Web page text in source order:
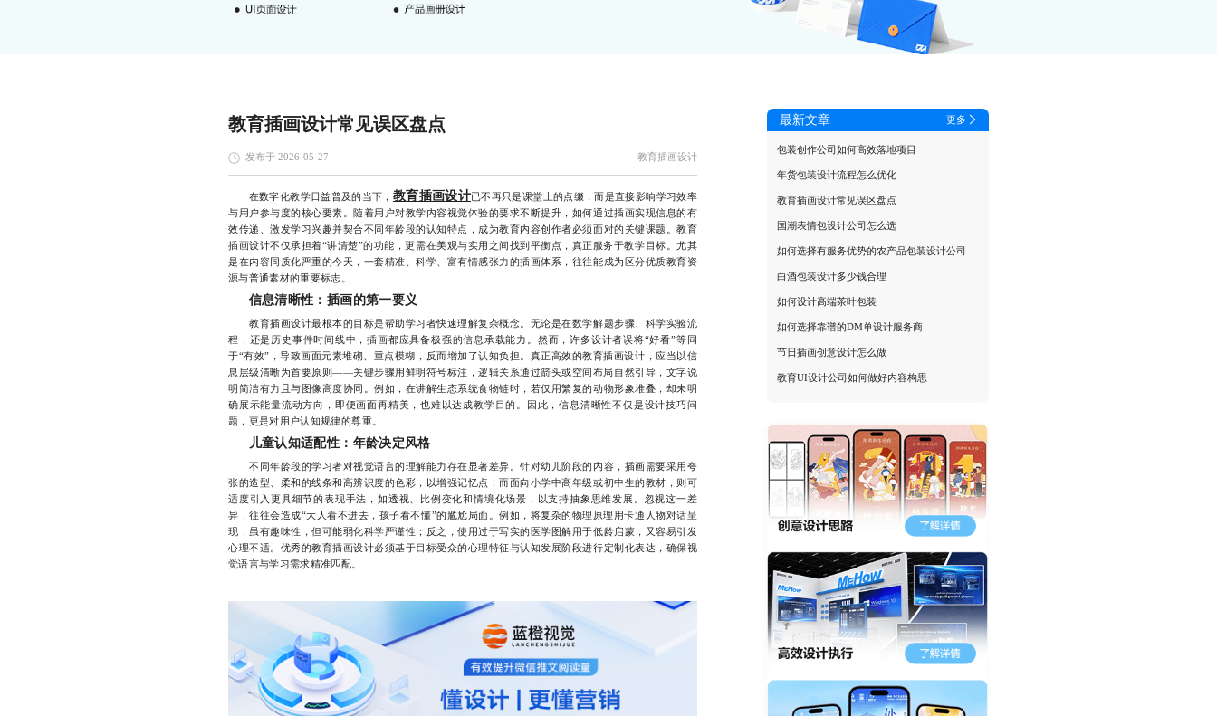
教育插画设计常见误区盘点
发布于 2026-05-27 教育插画设计
在数字化教学日益普及的当下， 教育插画设计已不再只是课堂上的点缀，而是直接影响学习效率
与用户参与度的核心要素。随着用户对教学内容视觉体验的要求不断提升，如何通过插画实现信息的有
效传递、激发学习兴趣并契合不同年龄段的认知特点，成为教育内容创作者必须面对的关键课题。教育
插画设计不仅承担着“讲清楚”的功能，更需在美观与实用之间找到平衡点，真正服务于教学目标。尤其
是在内容同质化严重的今天，一套精准、科学、富有情感张力的插画体系，往往能成为区分优质教育资
源与普通素材的重要标志。
信息清晰性：插画的第一要义
教育插画设计最根本的目标是帮助学习者快速理解复杂概念。无论是在数学解题步骤、科学实验流
程，还是历史事件时间线中，插画都应具备极强的信息承载能力。然而，许多设计者误将“好看”等同
于“有效”，导致画面元素堆砌、重点模糊，反而增加了认知负担。真正高效的教育插画设计，应当以信
息层级清晰为首要原则——关键步骤用鲜明符号标注，逻辑关系通过箭头或空间布局自然引导，文字说
明简洁有力且与图像高度协同。例如，在讲解生态系统食物链时，若仅用繁复的动物形象堆叠，却未明
确展示能量流动方向，即便画面再精美，也难以达成教学目的。因此，信息清晰性不仅是设计技巧问
题，更是对用户认知规律的尊重。
儿童认知适配性：年龄决定风格
不同年龄段的学习者对视觉语言的理解能力存在显著差异。针对幼儿阶段的内容，插画需要采用夸
张的造型、柔和的线条和高辨识度的色彩，以增强记忆点；而面向小学中高年级或初中生的教材，则可
适度引入更具细节的表现手法，如透视、比例变化和情境化场景，以支持抽象思维发展。忽视这一差
异，往往会造成“大人看不进去，孩子看不懂”的尴尬局面。例如，将复杂的物理原理用卡通人物对话呈
现，虽有趣味性，但可能弱化科学严谨性；反之，使用过于写实的医学图解用于低龄启蒙，又容易引发
心理不适。优秀的教育插画设计必须基于目标受众的心理特征与认知发展阶段进行定制化表达，确保视
觉语言与学习需求精准匹配。
最新文章 更多
包装创作公司如何高效落地项目
年货包装设计流程怎么优化
教育插画设计常见误区盘点
国潮表情包设计公司怎么选
如何选择有服务优势的农产品包装设计公司
白酒包装设计多少钱合理
如何设计高端茶叶包装
如何选择靠谱的DM单设计服务商
节日插画创意设计怎么做
教育UI设计公司如何做好内容构思